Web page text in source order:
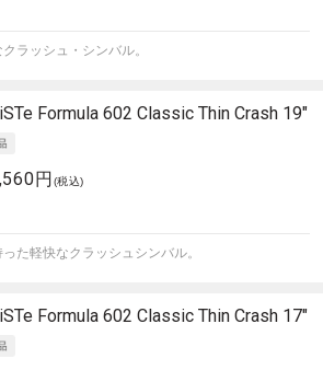
ラッシュ・シンバル。
Formula 602 Classic Thin Crash 19"
円 (税込)
た軽快なクラッシュシンバル。
Formula 602 Classic Thin Crash 17"